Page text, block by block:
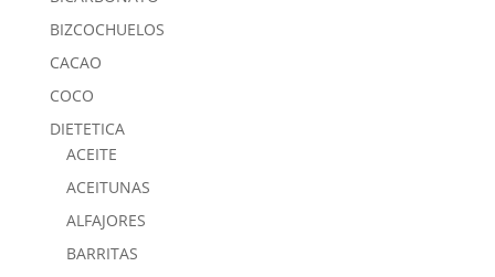
BIZCOCHUELOS
CACAO
COCO
DIETETICA
ACEITE
ACEITUNAS
ALFAJORES
BARRITAS